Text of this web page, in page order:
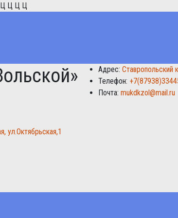
Ц Ц Ц Ц
Адрес: Ставропольский
Телефон:
Почта: mukdkzol@mail.ru
ул.Октябрьская,1